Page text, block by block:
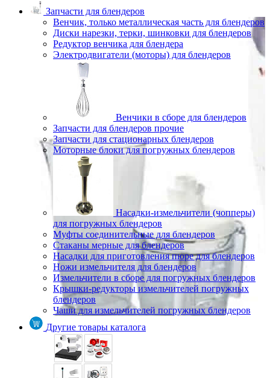
Запчасти для блендеров
Венчик, только металлическая часть для блендеров
Диски нарезки, терки, шинковки для блендеров
Редуктор венчика для блендера
Электродвигатели (моторы) для блендеров
Венчики в сборе для блендеров
Запчасти для блендеров прочие
Запчасти для стационарных блендеров
Моторные блоки для погружных блендеров
Насадки-измельчители (чопперы)
для погружных блендеров
Муфты соединительные для блендеров
Стаканы мерные для блендеров
Насадки для приготовления пюре для блендеров
Ножи измельчителя для блендеров
Измельчители в сборе для погружных блендеров
Крышки-редукторы измельчителей погружных
блендеров
Чаши для измельчителей погружных блендеров
Другие товары каталога